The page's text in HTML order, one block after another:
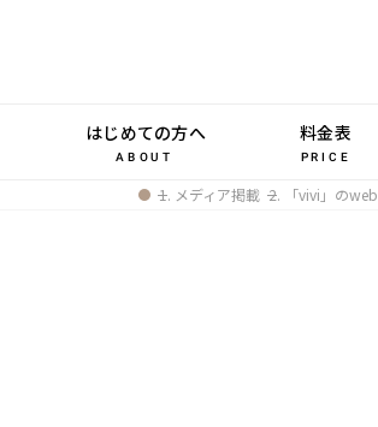
はじめての方へ
ABOUT
料金表
PRICE
メディア掲載 「vivi」の